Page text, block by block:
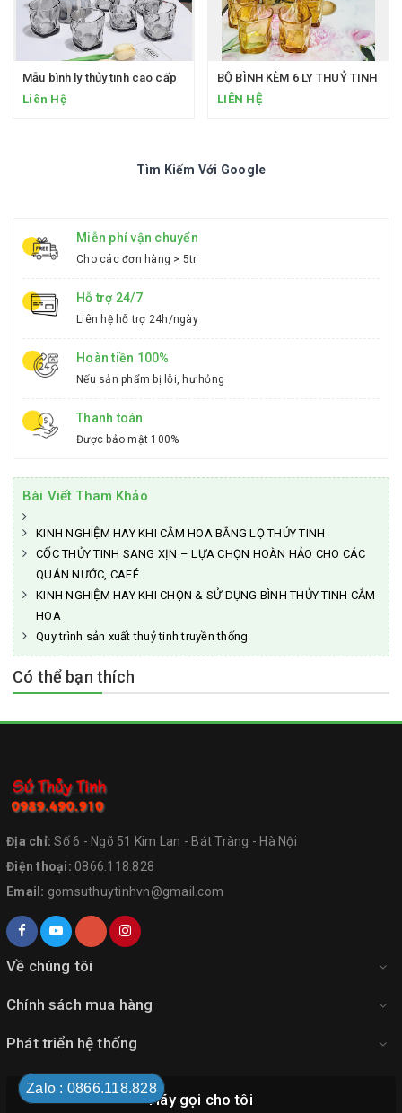
Mẫu bình ly thủy tinh cao cấp
Liên Hệ
BỘ BÌNH KÈM 6 LY THUỶ TINH
LIÊN HỆ
Tìm Kiếm Với Google
Miễn phí vận chuyển
Cho các đơn hàng > 5tr
Hỗ trợ 24/7
Liên hệ hỗ trợ 24h/ngày
Hoàn tiền 100%
Nếu sản phẩm bị lỗi, hư hỏng
Thanh toán
Được bảo mật 100%
Bài Viết Tham Khảo
KINH NGHIỆM HAY KHI CẮM HOA BẰNG LỌ THỦY TINH
CỐC THỦY TINH SANG XỊN – LỰA CHỌN HOÀN HẢO CHO CÁC
QUÁN NƯỚC, CAFÉ
KINH NGHIỆM HAY KHI CHỌN & SỬ DỤNG BÌNH THỦY TINH CẮM
HOA
Quy trình sản xuất thuỷ tinh truyền thống
Có thể bạn thích
Địa chỉ:Số 6 - Ngõ 51 Kim Lan - Bát Tràng - Hà Nội
Điện thoại: 0866.118.828
Email: gomsuthuytinhvn@gmail.com
Về chúng tôi
Chính sách mua hàng
Phát triển hệ thống
Hãy gọi cho tôi
Zalo : 0866.118.828